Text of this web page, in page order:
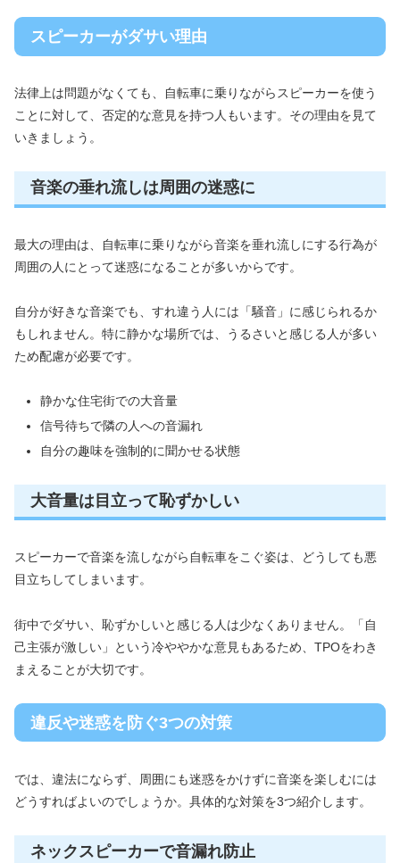
スピーカーがダサい理由
法律上は問題がなくても、自転車に乗りながらスピーカーを使う
ことに対して、否定的な意見を持つ人もいます。その理由を見て
いきましょう。
音楽の垂れ流しは周囲の迷惑に
最大の理由は、自転車に乗りながら音楽を垂れ流しにする行為が
周囲の人にとって迷惑になることが多いからです。
自分が好きな音楽でも、すれ違う人には「騒音」に感じられるか
もしれません。特に静かな場所では、うるさいと感じる人が多い
ため配慮が必要です。
静かな住宅街での大音量
信号待ちで隣の人への音漏れ
自分の趣味を強制的に聞かせる状態
大音量は目立って恥ずかしい
スピーカーで音楽を流しながら自転車をこぐ姿は、どうしても悪
目立ちしてしまいます。
街中でダサい、恥ずかしいと感じる人は少なくありません。「自
己主張が激しい」という冷ややかな意見もあるため、TPOをわき
まえることが大切です。
違反や迷惑を防ぐ3つの対策
では、違法にならず、周囲にも迷惑をかけずに音楽を楽しむには
どうすればよいのでしょうか。具体的な対策を3つ紹介します。
ネックスピーカーで音漏れ防止